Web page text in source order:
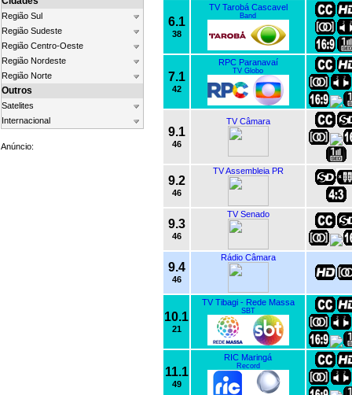
Região Sul
Região Sudeste
Região Centro-Oeste
Região Nordeste
Região Norte
Outros
Satelites
Internacional
Anúncio:
6.1
38
TV Tarobá Cascavel
Band
7.1
42
RPC Paranavaí
TV Globo
9.1
46
TV Câmara
9.2
46
TV Assembleia PR
9.3
46
TV Senado
9.4
46
Rádio Câmara
10.1
21
TV Tibagi - Rede Massa
SBT
11.1
49
RIC Maringá
Record